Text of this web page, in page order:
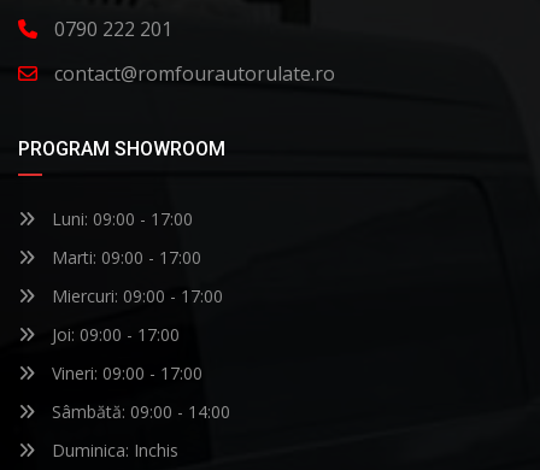
0790 222 201
contact@romfourautorulate.ro
PROGRAM SHOWROOM
Luni: 09:00 - 17:00
Marti: 09:00 - 17:00
Miercuri: 09:00 - 17:00
Joi: 09:00 - 17:00
Vineri: 09:00 - 17:00
Sâmbătă: 09:00 - 14:00
Duminica: Inchis